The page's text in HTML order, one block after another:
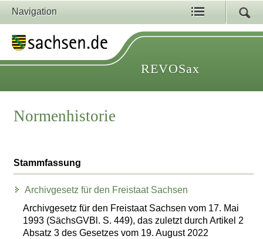
Navigation
REVOSax
Normenhistorie
Stammfassung
Archivgesetz für den Freistaat Sachsen
Archivgesetz für den Freistaat Sachsen vom 17. Mai
1993 (SächsGVBl. S. 449), das zuletzt durch Artikel 2
Absatz 3 des Gesetzes vom 19. August 2022